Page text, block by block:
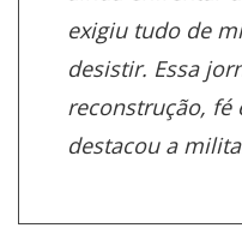
exigiu tudo de
desistir. Essa
reconstrução, fé
destacou a